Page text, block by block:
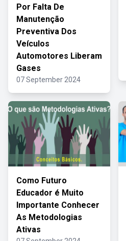
Por Falta De
Manutenção
Preventiva Dos
Veículos
Automotores Liberam
Gases
07 September 2024
Como Futuro
Educador é Muito
Importante Conhecer
As Metodologias
Ativas